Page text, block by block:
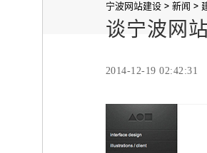
宁波网站建设> 新闻 >
谈宁波网
2014-12-19 02:42:31